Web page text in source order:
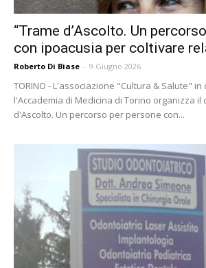
“Trame d’Ascolto. Un
con ipoacusia per coltivare
Roberto Di Biase - 9 Giugno 2026
TORINO - L'associazione "Cultura & Salute"
l'Accademia di Medicina di Torino organizza il
d'Ascolto. Un percorso per persone con...